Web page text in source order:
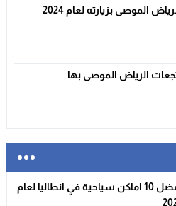
الموصى بزيارته لعام 2024
أفضل 10 اماكن سياحية في انطاليا لعام